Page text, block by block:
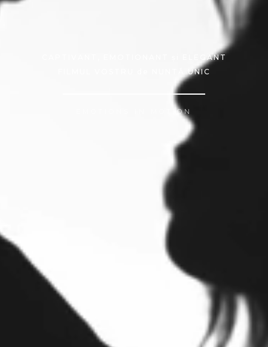
CAPTIVANT, EMOTIONANT și ELEGANT
FILMUL VOSTRU de NUNTĂ UNIC
EMOTIONS IN MOTION